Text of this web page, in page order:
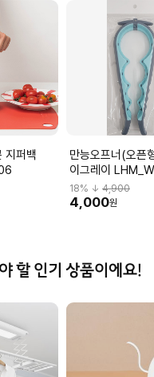
지퍼백
만능오프너(오픈
이그레이
18% ↓4,900
4,000원
할 인기 상품이에요!